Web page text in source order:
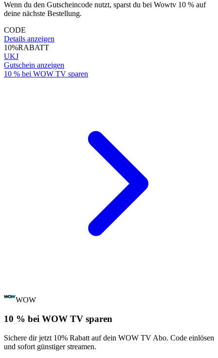
Wenn du den Gutscheincode nutzt, sparst du bei Wowtv 10 % auf
deine nächste Bestellung.
CODE
Details anzeigen
10%RABATT
UKJ
Gutschein anzeigen
10 % bei WOW TV sparen
WOW
10 % bei WOW TV sparen
Sichere dir jetzt 10% Rabatt auf dein WOW TV Abo. Code einlösen
und sofort günstiger streamen.